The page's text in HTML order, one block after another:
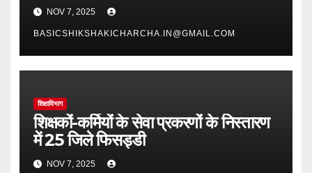
NOV 7, 2025
BASICSHIKSHAKICHARCHA.IN@GMAIL.COM
शिक्षाविभाग
शिक्षकों-कर्मियों के सेवा प्रकरणों के निस्तारण
में 25 जिले फिसड्डी
NOV 7, 2025